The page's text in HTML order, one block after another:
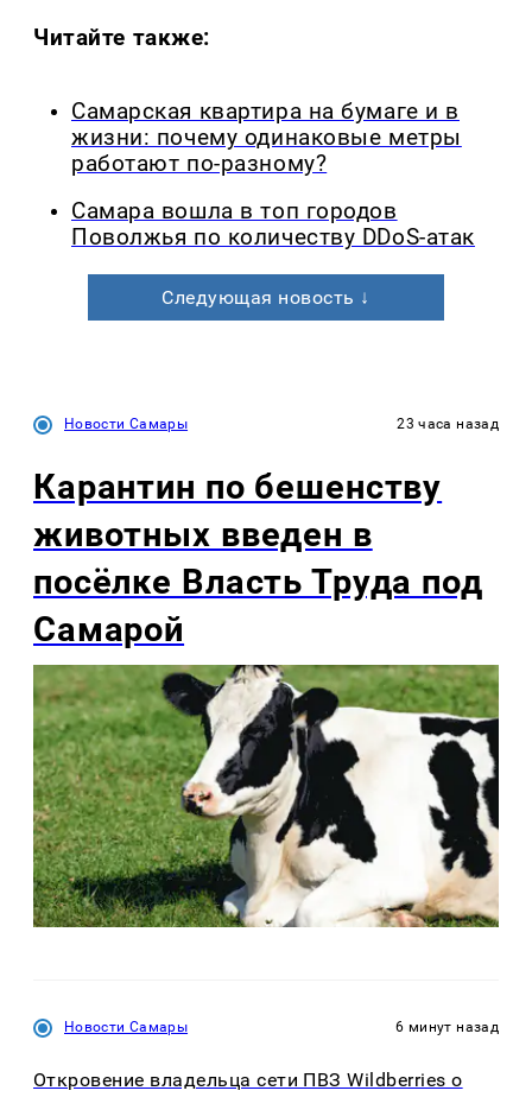
Читайте также:
Самарская квартира на бумаге и в
жизни: почему одинаковые метры
работают по-разному?
Самара вошла в топ городов
Поволжья по количеству DDoS-атак
Следующая новость ↓
Новости Самары 23 часа назад
Карантин по бешенству
животных введен в
посёлке Власть Труда под
Самарой
Новости Самары 6 минут назад
Откровение владельца сети ПВЗ Wildberries о